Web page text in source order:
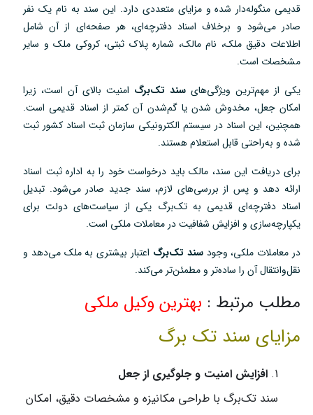
قدیمی منگوله‌دار شده و مزایای متعددی دارد. این سند به نام یک نفر
صادر می‌شود و برخلاف اسناد دفترچه‌ای، هر صفحه‌ای از آن شامل
اطلاعات دقیق ملک، نام مالک، شماره پلاک ثبتی، کروکی ملک و سایر
مشخصات است.
یکی از مهم‌ترین ویژگی‌های سند تک‌برگ امنیت بالای آن است، زیرا
امکان جعل، مخدوش شدن یا گم‌شدن آن کمتر از اسناد قدیمی است.
همچنین، این اسناد در سیستم الکترونیکی سازمان ثبت اسناد کشور ثبت
شده و به‌راحتی قابل استعلام هستند.
برای دریافت این سند، مالک باید درخواست خود را به اداره ثبت اسناد
ارائه دهد و پس از بررسی‌های لازم، سند جدید صادر می‌شود. تبدیل
اسناد دفترچه‌ای قدیمی به تک‌برگ یکی از سیاست‌های دولت برای
یکپارچه‌سازی و افزایش شفافیت در معاملات ملکی است.
در معاملات ملکی، وجودسند تک‌برگ اعتبار بیشتری به ملک می‌دهد و
نقل‌وانتقال آن را ساده‌تر و مطمئن‌تر می‌کند.
مطلب مرتبط : بهترین وکیل ملکی
مزایای سند تک برگ
افزایش امنیت و جلوگیری از جعل
سند تک‌برگ با طراحی مکانیزه و مشخصات دقیق، امکان